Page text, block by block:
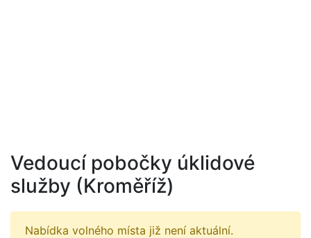
Vedoucí pobočky úklidové
služby (Kroměříž)
Nabídka volného místa již není aktuální.